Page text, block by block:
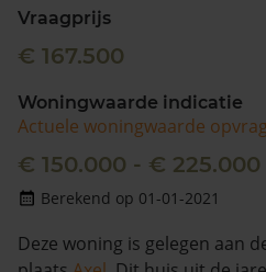
Vraagprijs
€ 167.500
Woningwaarde indicatie
Actuele woningwaarde
€ 150.000 - € 225.000
Berekend op 01-01-2021
Deze woning is gelegen aan